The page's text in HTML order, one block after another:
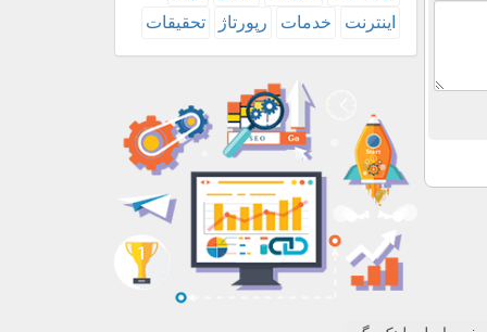
اینترنت
خدمات رپورتاژ تحقیقات